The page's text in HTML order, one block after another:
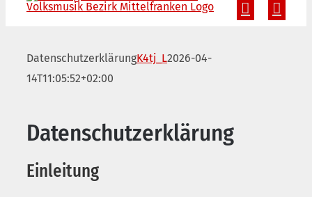
DatenschutzerklärungK4tj_L2026-04-
14T11:05:52+02:00
Datenschutzerklärung
Einleitung